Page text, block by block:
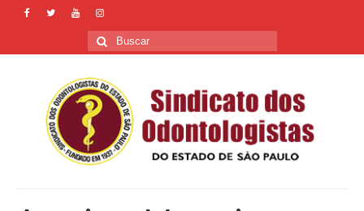
Buscar
por: